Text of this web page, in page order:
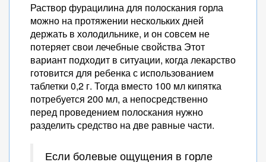
Раствор фурацилина для полоскания горла
можно на протяжении нескольких дней
держать в холодильнике, и он совсем не
потеряет свои лечебные свойства Этот
вариант подходит в ситуации, когда лекарство
готовится для ребенка с использованием
таблетки 0,2 г. Тогда вместо 100 мл кипятка
потребуется 200 мл, а непосредственно
перед проведением полоскания нужно
разделить средство на две равные части.
Если болевые ощущения в горле